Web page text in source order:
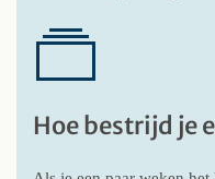
Hoe bestrijd je